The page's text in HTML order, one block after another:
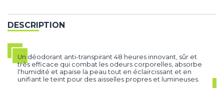
DESCRIPTION
Un déodorant anti-transpirant 48 heures innovant, sûr et
très efficace qui combat les odeurs corporelles, absorbe
l'humidité et apaise la peau tout en éclaircissant et en
unifiant le teint pour des aisselles propres et lumineuses.